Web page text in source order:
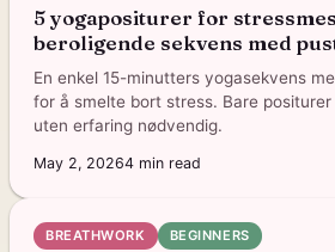
5 yogapositurer for
beroligende sekvens med
En enkel 15-minutters yogasekvens
for å smelte bort stress. Bare
uten erfaring nødvendig.
May 2, 20264 min read
BREATHWORK BEGINNERS